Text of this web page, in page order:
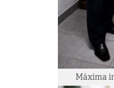
Máxima